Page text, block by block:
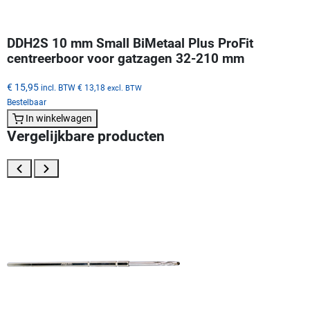
DDH2S 10 mm Small BiMetaal Plus ProFit
centreerboor voor gatzagen 32-210 mm
€ 15,95 incl. BTW € 13,18 excl. BTW
Bestelbaar
In winkelwagen
Vergelijkbare producten